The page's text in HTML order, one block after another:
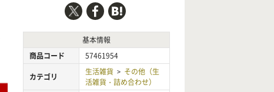
基本情報
商品コード
57461954
カテゴリ
生活雑貨 > その他（生
活雑貨・詰め合わせ）